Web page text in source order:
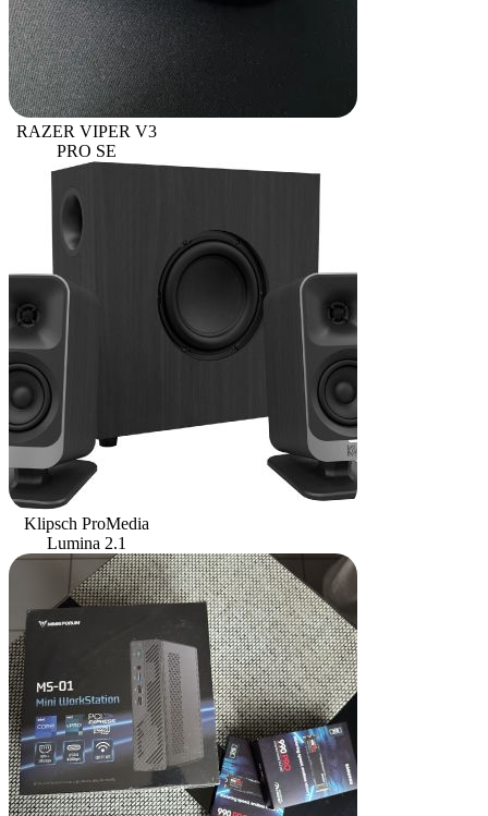
RAZER VIPER V3
PRO SE
Klipsch ProMedia
Lumina 2.1